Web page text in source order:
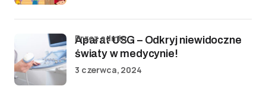
Aparat USG – Odkryj niewidoczne
światy w medycynie!
przez admin
3 czerwca, 2024